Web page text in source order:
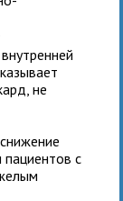
не
с